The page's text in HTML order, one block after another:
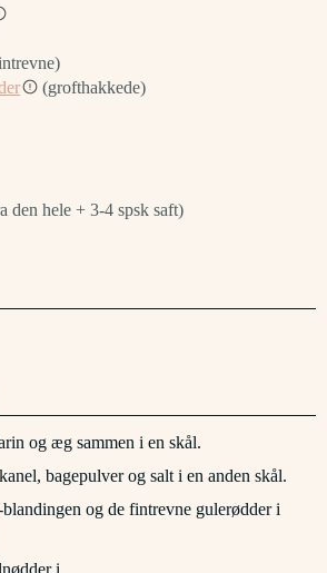
(grofthakkede)
den hele + 3-4 spsk saft)
og æg sammen i en skål.
bagepulver og salt i en anden skål.
og de fintrevne gulerødder i
i.